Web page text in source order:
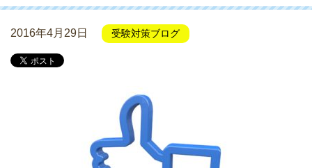
2016年4月29日 受験対策ブログ